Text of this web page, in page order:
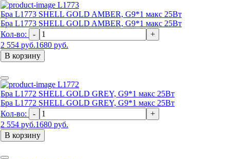
L1773
Бра L1773 SHELL GOLD AMBER, G9*1 макс 25Вт
Бра L1773 SHELL GOLD AMBER, G9*1 макс 25Вт
Кол-во:
-
+
2 554 руб.1680 руб.
В корзину
L1772
Бра L1772 SHELL GOLD GREY, G9*1 макс 25Вт
Бра L1772 SHELL GOLD GREY, G9*1 макс 25Вт
Кол-во:
-
+
2 554 руб.1680 руб.
В корзину